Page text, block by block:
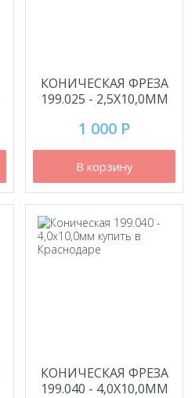
КОНИЧЕСКАЯ ФРЕЗА
199.025 - 2,5Х10,0ММ
1 000 Р
В корзину
КОНИЧЕСКАЯ ФРЕЗА
199.040 - 4,0Х10,0ММ